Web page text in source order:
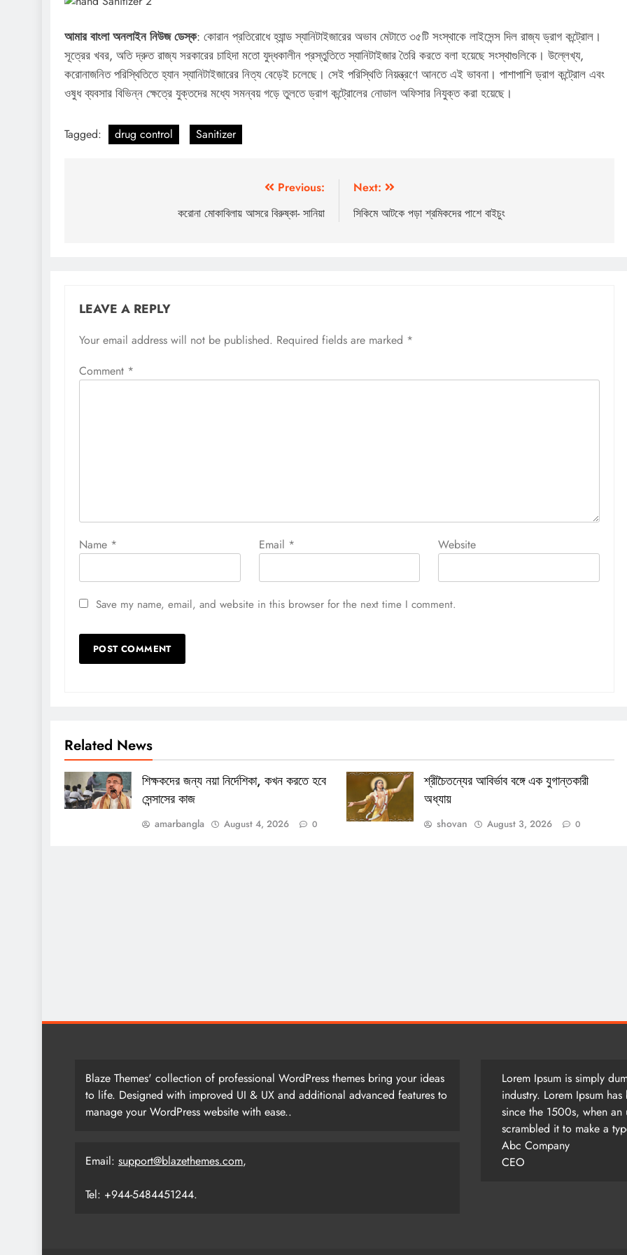
আমার বাংলা অনলাইন নিউজ ডেস্ক: কোরান প্রতিরোধে হ্যান্ড স্যানিটাইজারের অভাব মেটাতে ৩৫টি সংস্থাকে লাইসেন্স দিল রাজ্য ড্রাগ কন্ট্রোল।
সূত্রের খবর, অতি দ্রুত রাজ্য সরকারের চাহিদা মতো যুদ্ধকালীন প্রস্তুতিতে স্যানিটাইজার তৈরি করতে বলা হয়েছে সংস্থাগুলিকে। উল্লেখ্য,
করোনাজনিত পরিস্থিতিতে হ্যান স্যানিটাইজারের নিত্য বেড়েই চলেছে। সেই পরিস্থিতি নিয়ন্ত্রণে আনতে এই ভাবনা। পাশাপাশি ড্রাগ কন্ট্রোল এবং
ওষুধ ব্যবসার বিভিন্ন ক্ষেত্রে যুক্তদের মধ্যে সমন্বয় গড়ে তুলতে ড্রাগ কন্ট্রোলের নোডাল অফিসার নিযুক্ত করা হয়েছে।
Tagged: drug control Sanitizer
Previous:
করোনা মোকাবিলায় আসরে বিরুষ্কা- সানিয়া
Next:
সিকিমে আটকে পড়া শ্রমিকদের পাশে বাইচুং
LEAVE A REPLY
Your email address will not be published. Required fields are marked *
Comment *
Name * Email * Website
Save my name, email, and website in this browser for the next time I comment.
Related News
শিক্ষকদের জন্য নয়া নির্দেশিকা, কখন করতে হবে
সেন্সাসের কাজ
amarbangla August 4, 2026 0
শ্রীচৈতন্যের আবির্ভাব বঙ্গে এক যুগান্তকারী
অধ্যায়
shovan August 3, 2026 0
Blaze Themes' collection of professional WordPress themes bring your ideas
to life. Designed with improved UI & UX and additional advanced features to
manage your WordPress website with ease..
Email: support@blazethemes.com,
Tel: +944-5484451244.
Lorem Ipsum is simply
industry. Lorem Ipsum
since the 1500s, when
scrambled it to make a
Abc Company
CEO